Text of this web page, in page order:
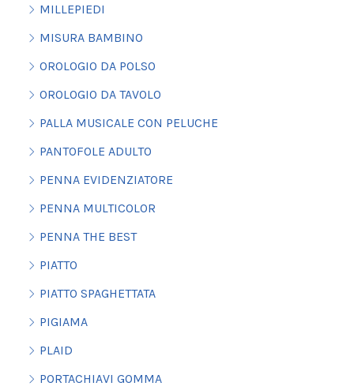
MILLEPIEDI
MISURA BAMBINO
OROLOGIO DA POLSO
OROLOGIO DA TAVOLO
PALLA MUSICALE CON PELUCHE
PANTOFOLE ADULTO
PENNA EVIDENZIATORE
PENNA MULTICOLOR
PENNA THE BEST
PIATTO
PIATTO SPAGHETTATA
PIGIAMA
PLAID
PORTACHIAVI GOMMA